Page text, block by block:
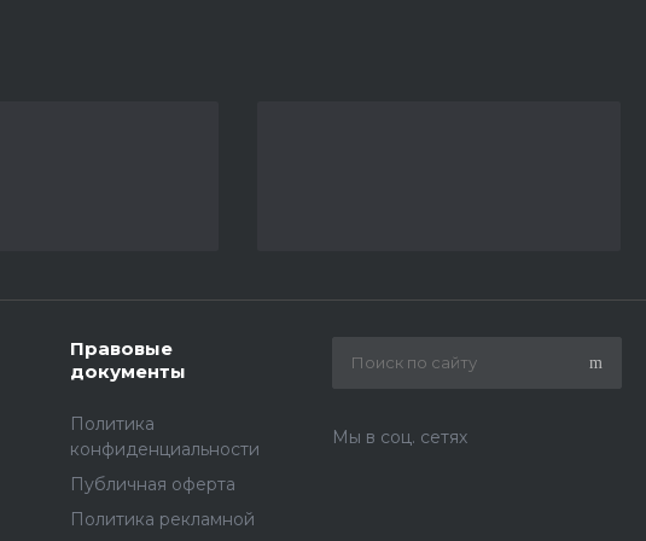
Правовые
документы
Политика
конфиденциальности
Публичная оферта
Политика рекламной
Мы в соц. сетях